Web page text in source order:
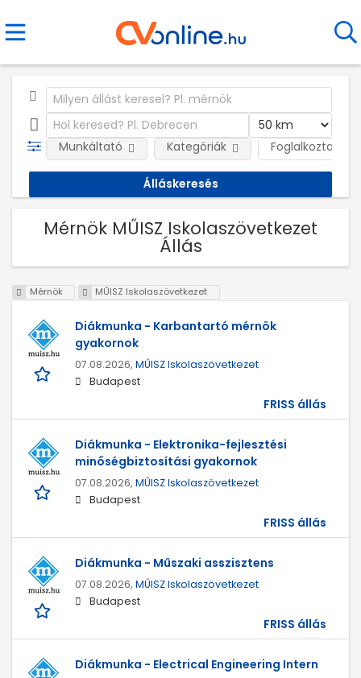
Foglalkoztatás
Munkáltató Kategóriák
Mérnök MŰISZ Iskolaszövetkezet
Állás
Mérnök MŰISZ Iskolaszövetkezet
Diákmunka - Karbantartó mérnök
gyakornok
07.08.2026, MŰISZ Iskolaszövetkezet
Budapest
FRISS állás
Diákmunka - Elektronika-fejlesztési
minőségbiztosítási gyakornok
07.08.2026, MŰISZ Iskolaszövetkezet
Budapest
FRISS állás
Diákmunka - Műszaki asszisztens
07.08.2026, MŰISZ Iskolaszövetkezet
Budapest
FRISS állás
Diákmunka - Electrical Engineering Intern